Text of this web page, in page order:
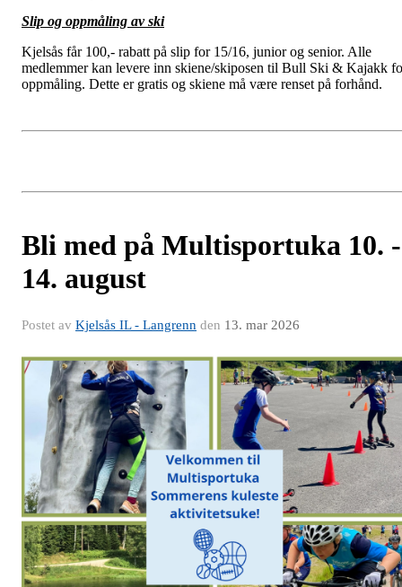
Slip og oppmåling av ski
Kjelsås får 100,- rabatt på slip for 15/16, junior og senior. Alle
medlemmer kan levere inn skiene/skiposen til Bull Ski & Kajakk
oppmåling. Dette er gratis og skiene må være renset på forhånd.
Bli med på Multisportuka 10. -
14. august
Postet av Kjelsås IL - Langrenn den 13. mar 2026